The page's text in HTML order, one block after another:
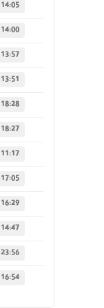
14:05
14:00
13:57
13:51
18:28
18:27
11:17
17:05
16:29
14:47
23:56
16:54